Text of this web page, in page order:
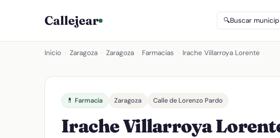
Callejear 🔍Buscar
Inicio Zaragoza Zaragoza Farmacias Irache Villarroya Lorente
💊 Farmacia Zaragoza Calle de Lorenzo Pardo
Irache Villarroya